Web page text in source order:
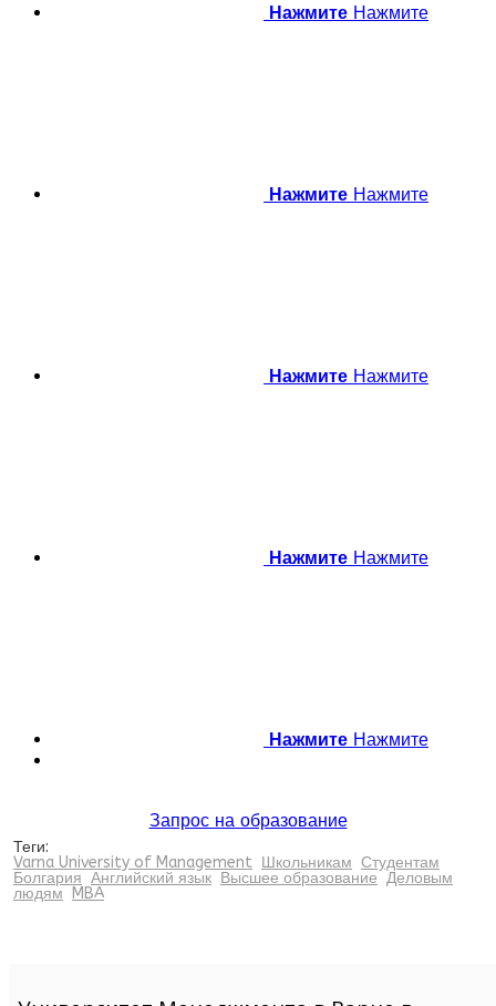
Нажмите Нажмите
Нажмите Нажмите
Нажмите Нажмите
Нажмите Нажмите
Нажмите Нажмите
Запрос на образование
Теги:
Varna University of Management Школьникам Студентам
Болгария Английский язык Высшее образование Деловым
людям
MBA